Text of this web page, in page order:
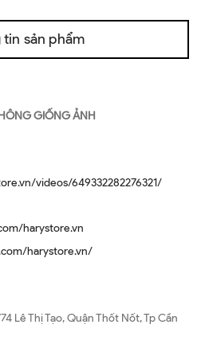
tin sản phẩm
GIỐNG ẢNH
videos/649332282276321/
harystore.vn
harystore.vn/
Lê Thị Tạo, Quận Thốt Nốt, Tp Cần